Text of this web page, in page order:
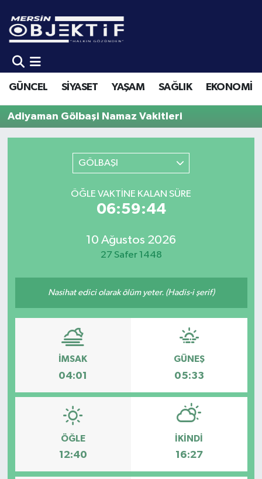
GÜNCEL SİYASET YAŞAM SAĞLIK EKONOMİ
Adiyaman Gölbaşi Namaz Vakitleri
GÖLBAŞI
ÖĞLE VAKTINE KALAN SÜRE
06:59:44
10 Ağustos 2026
27 Safer 1448
Nasihat edici olarak ölüm yeter. (Hadis-i şerif)
İMSAK
04:01
GÜNEŞ
05:33
ÖĞLE
12:40
İKINDI
16:27
GÜNCEL
SİYASET
YAŞAM
EKONOMİ
Mersin Hava Durumu
Mersin Trafik Yoğunluk Haritası
Süper Lig Puan Durumu ve Fikstür
Son Dakika Haberleri
Haber Arşivi